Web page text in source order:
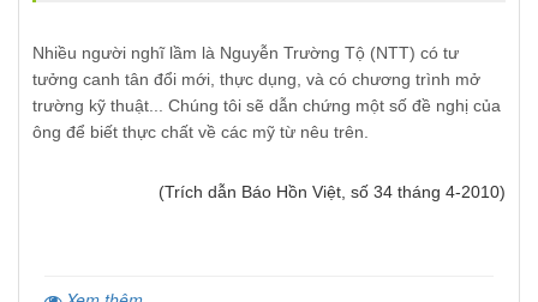
Nhiều người nghĩ lầm là Nguyễn Trường Tộ (NTT) có tư
tưởng canh tân đổi mới, thực dụng, và có chương trình mở
trường kỹ thuật... Chúng tôi sẽ dẫn chứng một số đề nghị của
ông để biết thực chất về các mỹ từ nêu trên.
(Trích dẫn Báo Hồn Việt, số 34 tháng 4-2010)